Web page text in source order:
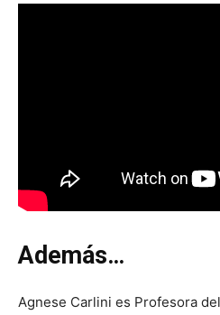
Además…
Agnese Carlini es Profesora del